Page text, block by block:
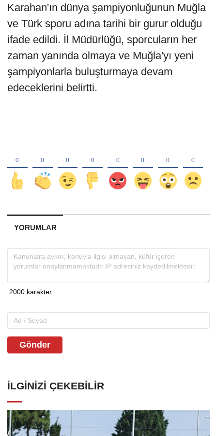
Karahan'ın dünya şampiyonluğunun Muğla
ve Türk sporu adına tarihi bir gurur olduğu
ifade edildi. İl Müdürlüğü, sporcuların her
zaman yanında olmaya ve Muğla'yı yeni
şampiyonlarla buluşturmaya devam
edeceklerini belirtti.
YORUMLAR
Gönder
İLGINIZI ÇEKEBILIR